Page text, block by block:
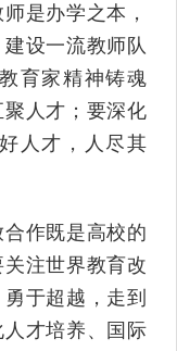
师是办学之本，
设一流教师队
育家精神铸魂
人才；要深化
人才，人尽其
合作既是高校的
注世界教育改
于超越，走到
才培养、国际